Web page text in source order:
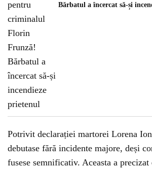
Bărbatul a încercat să-și
Potrivit declarației martorei Lorena
debutase fără incidente majore, deși
fusese semnificativ. Aceasta a